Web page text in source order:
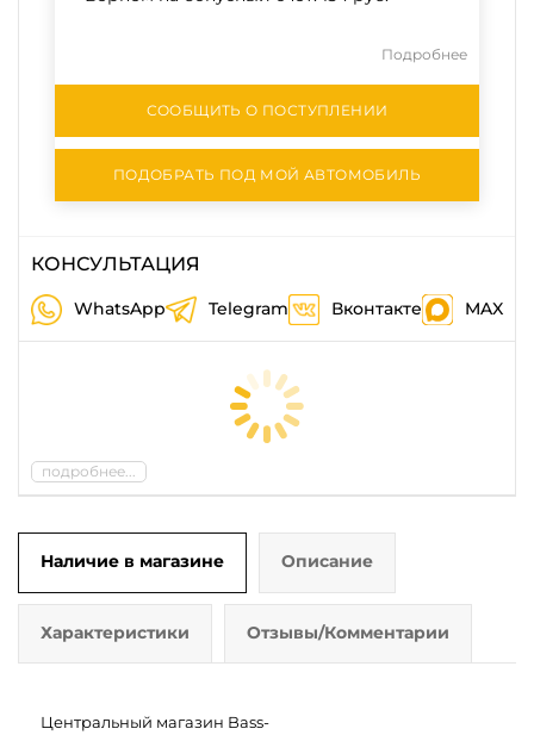
Подробнее
СООБЩИТЬ О ПОСТУПЛЕНИИ
ПОДОБРАТЬ ПОД МОЙ АВТОМОБИЛЬ
КОНСУЛЬТАЦИЯ
WhatsApp Telegram Вконтакте MAX
подробнее...
Наличие в магазине Описание
Характеристики Отзывы/Комментарии
Центральный магазин Bass-